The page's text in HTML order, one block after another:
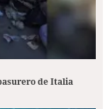
de Italia